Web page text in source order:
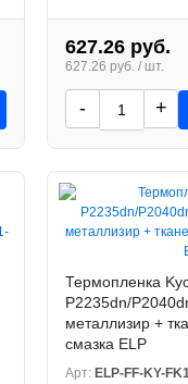
627.26 руб.
627.26 руб. / шт.
- +
Термопленка
P2235dn/
металлизир +
смазка ELP
Арт: ELP-FF-KY-